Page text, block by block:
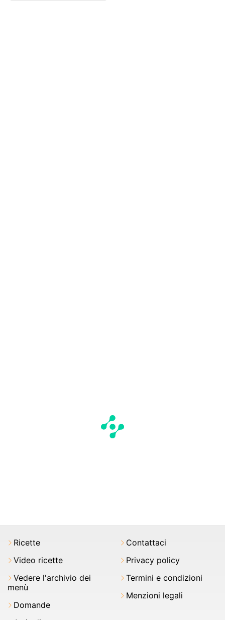
Ricette
Video ricette
Vedere l'archivio dei
menù
Domande
Contattaci
Privacy policy
Termini e condizioni
Menzioni legali